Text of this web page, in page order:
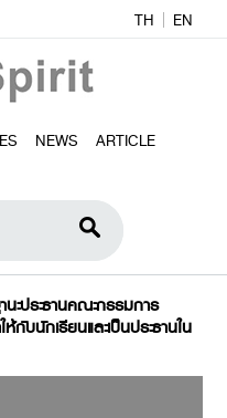
TH EN
NEWS
ARTICLE
ะประธานคณะกรรมการ
บนักเรียนและเป็นประธานใน